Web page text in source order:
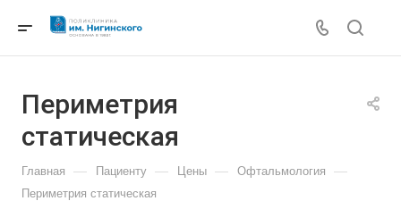
Периметрия
статическая
Главная — Пациенту — Цены — Офтальмология —
Периметрия статическая